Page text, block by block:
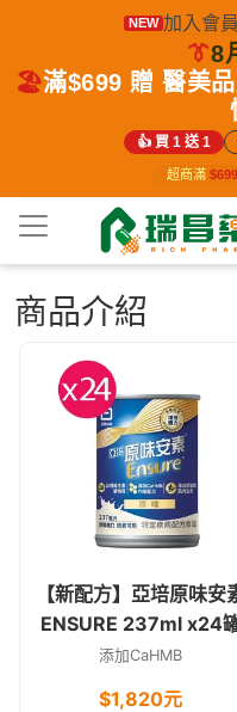
NEW 加入會
👔8
🏖️滿$699 贈 醫美
👍 買 1 送 1
超商滿 $699
商品介紹
【新配方】亞培原味安
ENSURE 237ml x24
添加CaHMB
$1,820元